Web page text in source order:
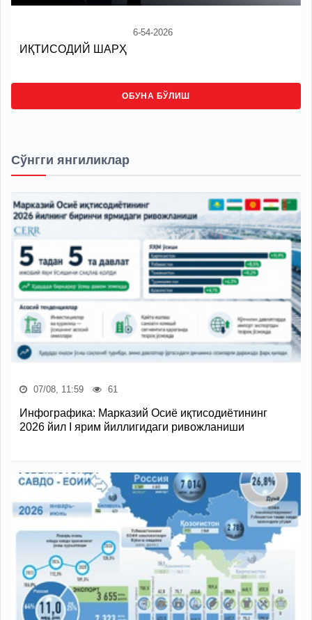
6-54-2026
ИҚТИСОДИЙ ШАРҲ
ОБУНА БЎЛИШ
Сўнгги янгиликлар
07/08, 11:59 61
Инфографика: Марказий Осиё иқтисодиётининг
2026 йил I ярим йиллигидаги ривожланиши